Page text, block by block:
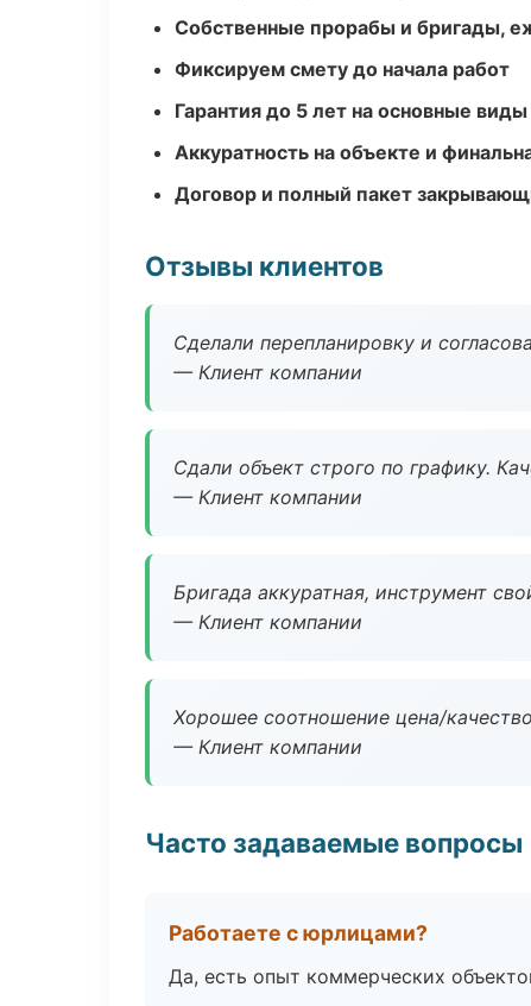
Собственные прорабы и бригады,
Фиксируем смету до начала работ
Гарантия до 5 лет на основные
Аккуратность на объекте и
Договор и полный пакет
Отзывы клиентов
Сделали перепланировку и
— Клиент компании
Сдали объект строго по графику.
— Клиент компании
Бригада аккуратная, инструмент
— Клиент компании
Хорошее соотношение цена/
— Клиент компании
Часто задаваемые вопросы
Работаете с юрлицами?
Да, есть опыт коммерческих